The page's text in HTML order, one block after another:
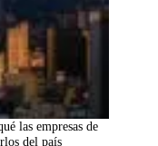
las empresas de
del país